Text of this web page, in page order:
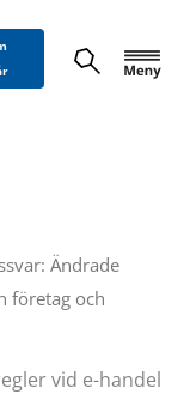
Ändrade
företag och
vid e-handel